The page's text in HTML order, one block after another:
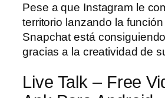
Pese a que Instagram le
territorio lanzando la
Snapchat está
gracias a la creatividad de
Live Talk – Free